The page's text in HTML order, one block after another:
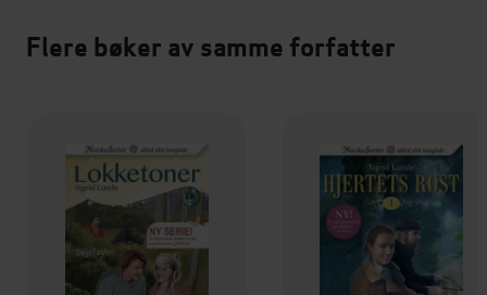
Flere bøker av samme forfatter